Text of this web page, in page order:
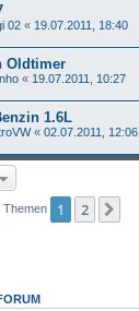
02 « 19.07.2011, 18:40
Oldtimer
« 19.07.2011, 10:27
1.6L
« 02.07.2011, 12:06
Themen 1 2